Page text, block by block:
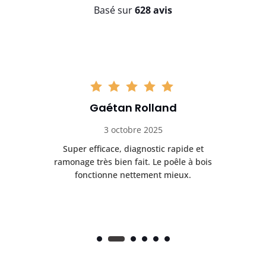
Basé sur628 avis
Gaétan Rolland
3 octobre 2025
Super efficace, diagnostic rapide et
ramonage très bien fait. Le poêle à bois
fonctionne nettement mieux.